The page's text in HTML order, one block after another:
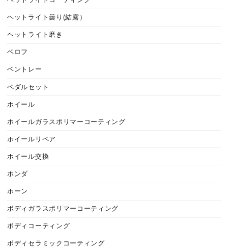
ヘットライト曇り(結露）
ヘットライト磨き
ベロフ
ベントレー
ペダルセット
ホイール
ホイールガラスポリマーコーティング
ホイールリペア
ホイール交換
ホンダ
ホーン
ボディガラスポリマーコーティング
ボディコーティング
ボディセラミックコーティング